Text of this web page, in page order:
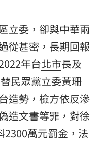
立委 ，卻與中華兩
從甚密，長期回報
年台北市長及
民眾黨立委黃珊
造勢，檢方依反滲
造文書等罪，對徐
2300萬元罰金，法